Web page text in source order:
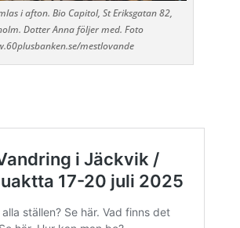
i afton. Bio Capitol, St Eriksgatan 82,
Dotter Anna följer med. Foto
mestlovande